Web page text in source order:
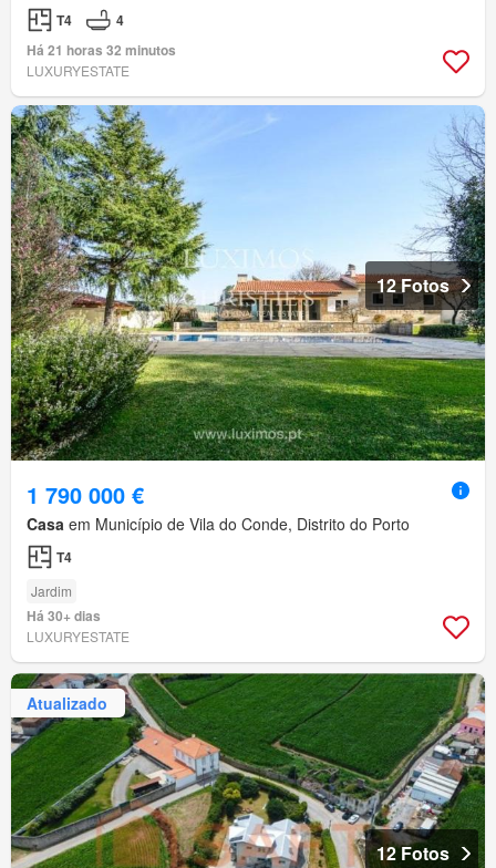
T4
4
Há 21 horas 32 minutos
LUXURYESTATE
12 Fotos
1 790 000 €
Casa em Município de Vila do Conde, Distrito do Porto
T4
Jardim
Há 30+ dias
LUXURYESTATE
Atualizado
12 Fotos